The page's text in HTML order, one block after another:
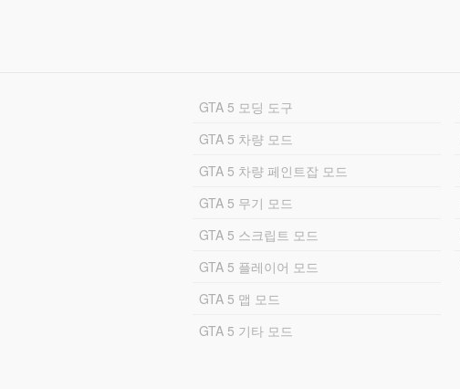
GTA 5 모딩 도구
GTA 5 차량 모드
GTA 5 차량 페인트잡 모드
GTA 5 무기 모드
GTA 5 스크립트 모드
GTA 5 플레이어 모드
GTA 5 맵 모드
GTA 5 기타 모드